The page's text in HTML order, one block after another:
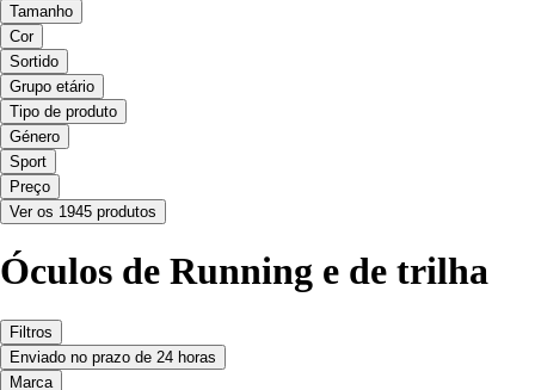
Tamanho
Cor
Sortido
Grupo etário
Tipo de produto
Género
Sport
Preço
Ver os 1945 produtos
Óculos de Running e de trilha
Filtros
Enviado no prazo de 24 horas
Marca